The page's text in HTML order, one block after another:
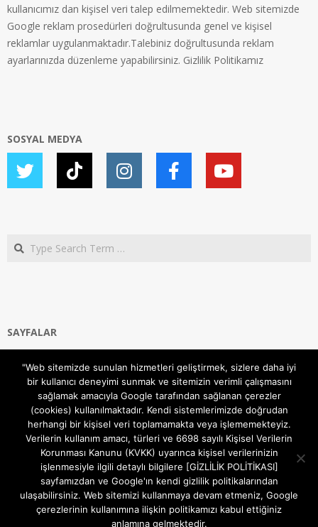
kullanıcımız dan kişisel veri talep edilmemektedir. Web sitemizde
Google reklam prosedürleri doğrultusunda genel ve kişisel
reklamlar uygulanmaktadır.Talebiniz doğrultusunda reklam
ayarlarınızda düzenleme yapabilirsiniz. Gizlilik Politikamız
SOSYAL MEDYA
Search
SAYFALAR
Gizlilik ve Çerezler (Cookies) Politikası
Hakkımızda
İletişim Kanalları
MODEM KURULUM
TEKNİK DESTEK
TELEVİZYON SİSTEMLERİ
"Web sitemizde sunulan hizmetleri geliştirmek, sizlere daha iyi
bir kullanıcı deneyimi sunmak ve sitemizin verimli çalışmasını
sağlamak amacıyla Google tarafından sağlanan çerezler
(cookies) kullanılmaktadır. Kendi sistemlerimizde doğrudan
herhangi bir kişisel veri toplamamakta veya işlememekteyiz.
Verilerin kullanım amacı, türleri ve 6698 sayılı Kişisel Verilerin
Korunması Kanunu (KVKK) uyarınca kişisel verilerinizin
işlenmesiyle ilgili detaylı bilgilere [GİZLİLİK POLİTİKASI]
sayfamızdan ve Google'ın kendi gizlilik politikalarından
ulaşabilirsiniz. Web sitemizi kullanmaya devam etmeniz, Google
çerezlerinin kullanımına ilişkin politikamızı kabul ettiğiniz
anlamına gelmektedir.